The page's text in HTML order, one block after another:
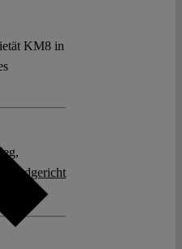
KM8 in
,
Landgericht